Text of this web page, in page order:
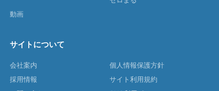
動画
サイトについて
会社案内
採用情報
個人情報保護方針
サイト利用規約